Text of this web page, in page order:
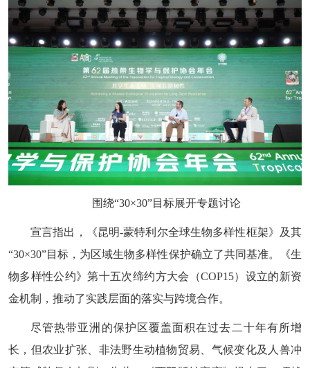
围绕“30×30”目标展开专题讨论
宣言指出，《昆明-蒙特利尔全球生物多样性框架》及其
“30×30”目标，为区域生物多样性保护确立了共同基准。《生
物多样性公约》第十五次缔约方大会（COP15）设立的新资
金机制，推动了实践层面的落实与跨境合作。
尽管热带亚洲的保护区覆盖面积在过去二十年有所增
长，但农业扩张、非法野生动植物贸易、气候变化及人兽冲